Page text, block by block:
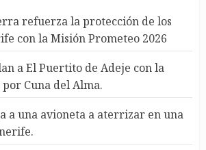
refuerza la protección de los
con la Misión Prometeo 2026
a El Puertito de Adeje con la
por Cuna del Alma.
a una avioneta a aterrizar en una